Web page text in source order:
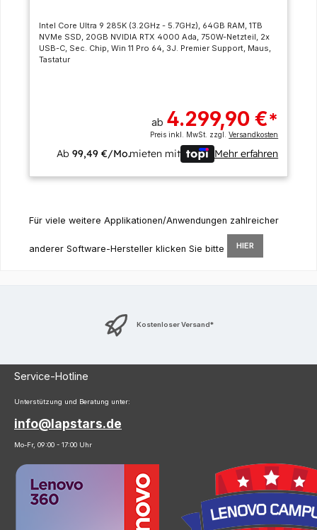
Intel Core Ultra 9 285K (3.2GHz - 5.7GHz), 64GB RAM, 1TB
NVMe SSD, 20GB NVIDIA RTX 4000 Ada, 750W-Netzteil, 2x
USB-C, Sec. Chip, Win 11 Pro 64, 3J. Premier Support, Maus,
Tastatur
ab 4.299,90 €*
Preis inkl. MwSt. zzgl.Versandkosten
Ab99,49 €/Mo.mieten mit Mehr erfahren
Für viele weitere Applikationen/Anwendungen zahlreicher
anderer Software-Hersteller klicken Sie bitte HIER
Kostenloser Versand*
Service-Hotline
Unterstützung und Beratung unter:
info@lapstars.de
Mo-Fr, 09:00 - 17:00 Uhr